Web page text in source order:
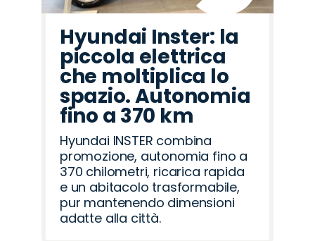
Hyundai Inster: la
piccola elettrica
che moltiplica lo
spazio. Autonomia
fino a 370 km
Hyundai INSTER combina
promozione, autonomia fino a
370 chilometri, ricarica rapida
e un abitacolo trasformabile,
pur mantenendo dimensioni
adatte alla città.